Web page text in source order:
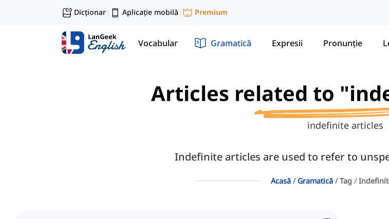
Dicționar| Aplicație mobilă | Premium
Vocabular Gramatică Expresii Pronunție
Articles related to
indefinite articles
Indefinite articles are used to refer to
Acasă Gramatică Tag